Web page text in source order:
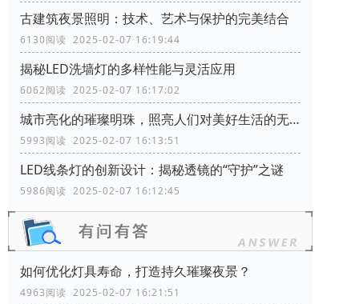
古建筑夜景照明：技术、艺术与保护的完美结合
6130阅读 2025-02-07 16:19:44
揭秘LED洗墙灯的多样性能与灵活应用
6062阅读 2025-02-07 16:17:02
城市亮化的璀璨明珠，照亮人们对美好生活的无限向往
5993阅读 2025-02-07 16:13:51
LED线条灯的创新设计：揭秘透镜的“守护”之谜
5986阅读 2025-02-07 16:12:45
如何优化灯具寿命，打造持久璀璨夜景？
4963阅读 2025-02-07 16:21:51